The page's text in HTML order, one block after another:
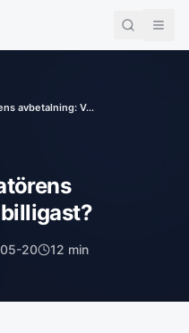
avbetalning: V...
20 12 min